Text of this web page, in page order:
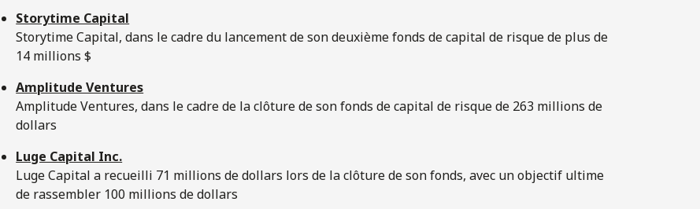
Storytime Capital
Storytime Capital, dans le cadre du lancement de son deuxième fonds de capital de risque de plus de
14 millions $
Amplitude Ventures
Amplitude Ventures, dans le cadre de la clôture de son fonds de capital de risque de 263 millions de
dollars
Luge Capital Inc.
Luge Capital a recueilli 71 millions de dollars lors de la clôture de son fonds, avec un objectif ultime
de rassembler 100 millions de dollars